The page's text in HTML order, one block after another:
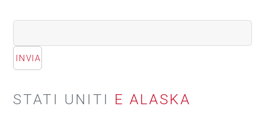
STATI UNITI E ALASKA